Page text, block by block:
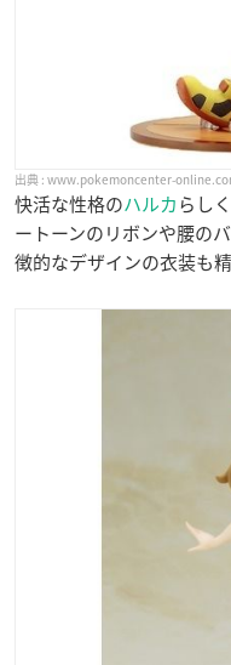
www.pokemoncenter-
快活な性格のハルカらし
ートーンのリボンや腰の
徴的なデザインの衣装も